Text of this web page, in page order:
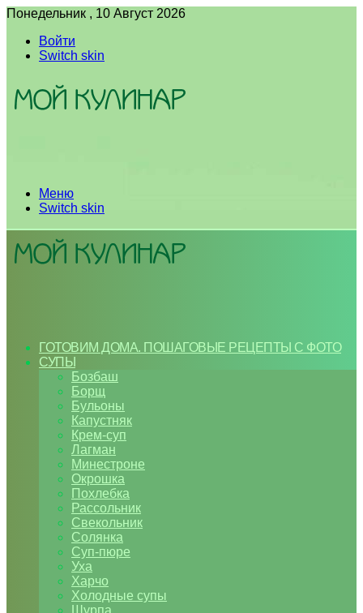
Понедельник , 10 Август 2026
Войти
Switch skin
Меню
Switch skin
ГОТОВИМ ДОМА. ПОШАГОВЫЕ РЕЦЕПТЫ С ФОТО
СУПЫ
Бозбаш
Борщ
Бульоны
Капустняк
Крем-суп
Лагман
Минестроне
Окрошка
Похлебка
Рассольник
Свекольник
Солянка
Суп-пюре
Уха
Харчо
Холодные супы
Шурпа